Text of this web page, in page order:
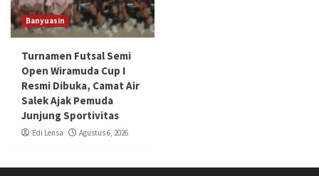
Banyuasin
Turnamen Futsal Semi
Open Wiramuda Cup I
Resmi Dibuka, Camat Air
Salek Ajak Pemuda
Junjung Sportivitas
Edi Lensa Agustus 6, 2026